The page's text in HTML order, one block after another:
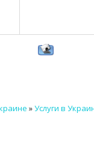
»Услуги в